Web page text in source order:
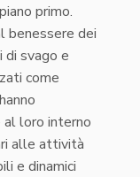
primo.
benessere dei
di svago e
come
al loro interno
alle attività
e dinamici